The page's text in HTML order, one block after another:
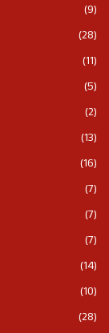
(9)
(28)
(11)
(5)
(2)
(13)
(16)
(7)
(7)
(7)
(14)
(10)
(28)